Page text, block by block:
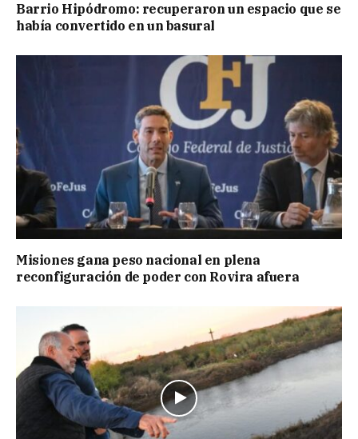
Barrio Hipódromo: recuperaron un espacio que se
había convertido en un basural
Misiones gana peso nacional en plena
reconfiguración de poder con Rovira afuera